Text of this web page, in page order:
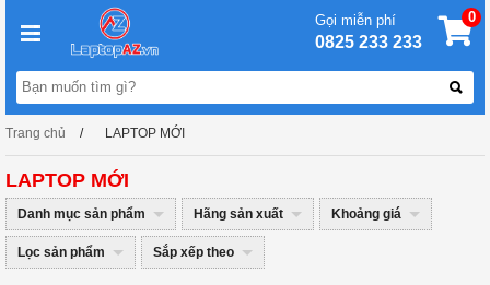
Gọi miễn phí
0825 233 233
0
Trang chủ LAPTOP MỚI
LAPTOP MỚI
Danh mục sản phẩm Hãng sản xuất Khoảng giá
Lọc sản phẩm Sắp xếp theo